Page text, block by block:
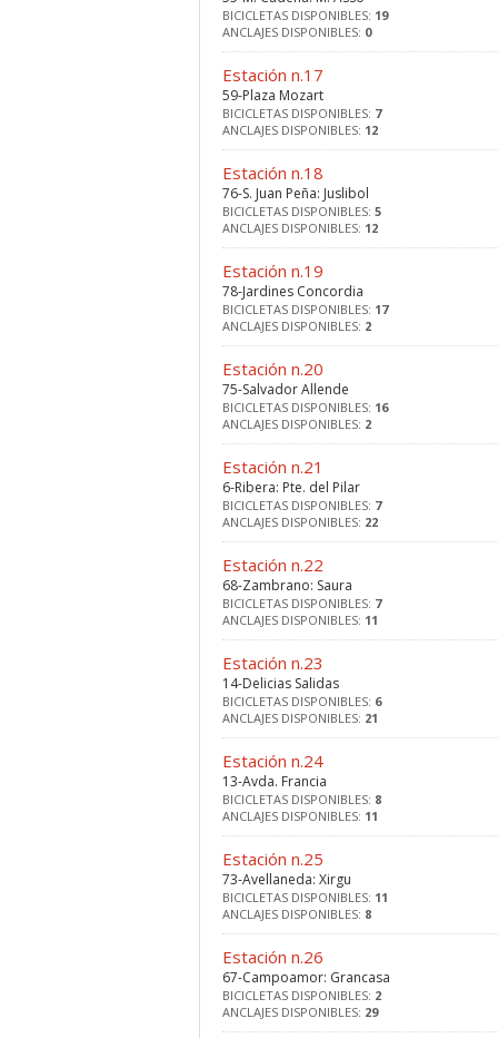
BICICLETAS DISPONIBLES: 19
ANCLAJES DISPONIBLES: 0
Estación n.17
59-Plaza Mozart
BICICLETAS DISPONIBLES: 7
ANCLAJES DISPONIBLES: 12
Estación n.18
76-S. Juan Peña: Juslibol
BICICLETAS DISPONIBLES: 5
ANCLAJES DISPONIBLES: 12
Estación n.19
78-Jardines Concordia
BICICLETAS DISPONIBLES: 17
ANCLAJES DISPONIBLES: 2
Estación n.20
75-Salvador Allende
BICICLETAS DISPONIBLES: 16
ANCLAJES DISPONIBLES: 2
Estación n.21
6-Ribera: Pte. del Pilar
BICICLETAS DISPONIBLES: 7
ANCLAJES DISPONIBLES: 22
Estación n.22
68-Zambrano: Saura
BICICLETAS DISPONIBLES: 7
ANCLAJES DISPONIBLES: 11
Estación n.23
14-Delicias Salidas
BICICLETAS DISPONIBLES: 6
ANCLAJES DISPONIBLES: 21
Estación n.24
13-Avda. Francia
BICICLETAS DISPONIBLES: 8
ANCLAJES DISPONIBLES: 11
Estación n.25
73-Avellaneda: Xirgu
BICICLETAS DISPONIBLES: 11
ANCLAJES DISPONIBLES: 8
Estación n.26
67-Campoamor: Grancasa
BICICLETAS DISPONIBLES: 2
ANCLAJES DISPONIBLES: 29